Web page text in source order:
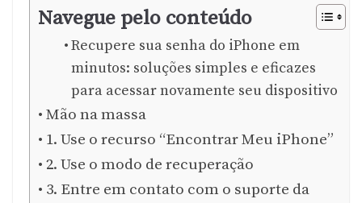
Navegue pelo conteúdo
Recupere sua senha do iPhone em
minutos: soluções simples e eficazes
para acessar novamente seu dispositivo
Mão na massa
1. Use o recurso “Encontrar Meu iPhone”
2. Use o modo de recuperação
3. Entre em contato com o suporte da